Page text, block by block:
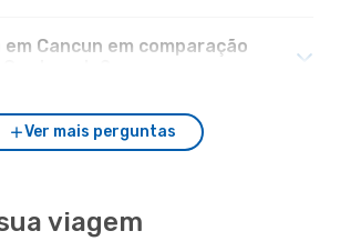
em Cancun em comparação
Ver mais perguntas
viagem